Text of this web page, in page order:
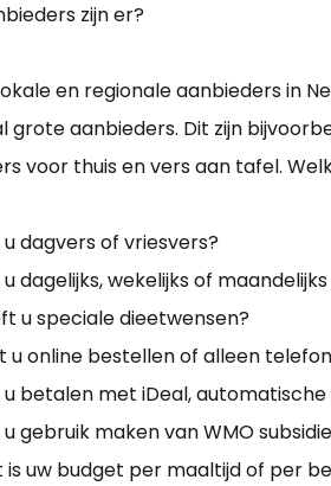
zijn er?
en regionale aanbieders in
grote aanbieders. Dit zijn
voor thuis en vers aan tafel.
dagvers of vriesvers?
dagelijks, wekelijks of
u speciale dieetwensen?
u online bestellen of alleen
u betalen met iDeal,
gebruik maken van WMO
is uw budget per maaltijd of per